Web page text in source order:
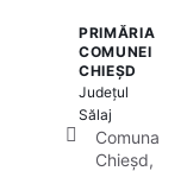
PRIMĂRIA
COMUNEI
CHIEȘD
Județul
Sălaj
Comuna
Chieșd,